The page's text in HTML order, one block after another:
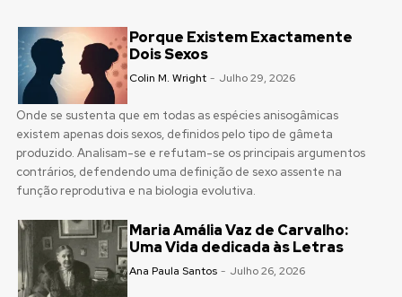
Porque Existem Exactamente
Dois Sexos
Colin M. Wright - Julho 29, 2026
Onde se sustenta que em todas as espécies anisogâmicas
existem apenas dois sexos, definidos pelo tipo de gâmeta
produzido. Analisam-se e refutam-se os principais argumentos
contrários, defendendo uma definição de sexo assente na
função reprodutiva e na biologia evolutiva.
Maria Amália Vaz de Carvalho:
Uma Vida dedicada às Letras
Ana Paula Santos - Julho 26, 2026